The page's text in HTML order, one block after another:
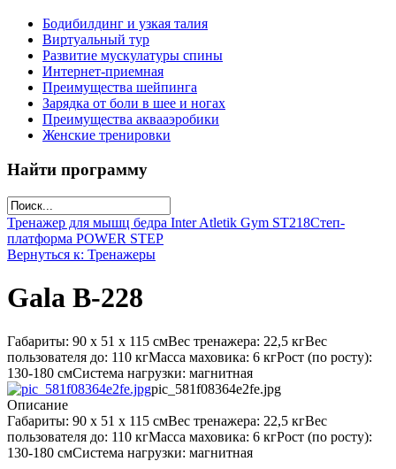
Бодибилдинг и узкая талия
Виртуальный тур
Развитие мускулатуры спины
Интернет-приемная
Преимущества шейпинга
Зарядка от боли в шее и ногах
Преимущества аквааэробики
Женские тренировки
Найти программу
Тренажер для мышц бедра Inter Atletik Gym ST218Степ-
платформа POWER STEP
Вернуться к: Тренажеры
Gala B-228
Габариты: 90 х 51 х 115 смВес тренажера: 22,5 кгВес
пользователя до: 110 кгМасса маховика: 6 кгРост (по росту):
130-180 смСистема нагрузки: магнитная
pic_581f08364e2fe.jpg
Описание
Габариты: 90 х 51 х 115 смВес тренажера: 22,5 кгВес
пользователя до: 110 кгМасса маховика: 6 кгРост (по росту):
130-180 смСистема нагрузки: магнитная